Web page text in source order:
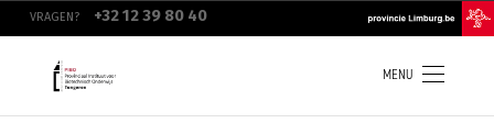
Overslaan
naar
VRAGEN? +32 12 39 80 40
navigation
MENU